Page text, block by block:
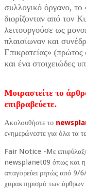
συλλογικό όργανο,
διορίζονταν από τον
λειτουργούσε ως
πλαισίωναν και
Επικρατείας»
και ένα στοιχειώδες
Μοιραστείτε το
επιβραβεύετε.
Ακολουθήστε το
ενημερώνεστε για όλα τα
Fair Notice -Mε
newsplanet09 όπως και
απαγορεύει ρητώς από 9/
χαρακτηρισμό των